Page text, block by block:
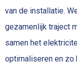
van de installatie.
gezamenlijk traject
samen het
optimaliseren en zo